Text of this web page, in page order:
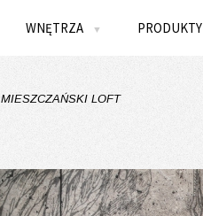
WNĘTRZA ▼ PRODUKTY
MIESZCZAŃSKI LOFT